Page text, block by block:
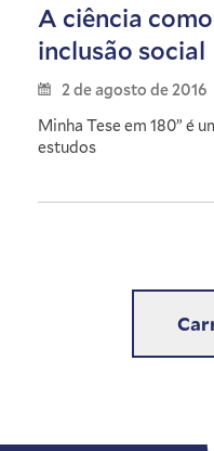
A ciência
inclusão social
2 de agosto de 2016
Minha Tese em 180” é
estudos